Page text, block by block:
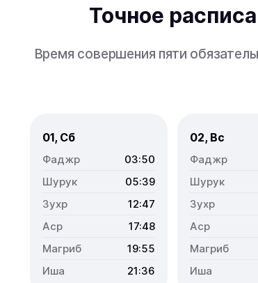
Точное
Время совершения пяти
01, Сб
03:50
05:39
12:47
17:48
19:55
21:36
02, Вс